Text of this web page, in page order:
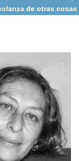
de otras cosas